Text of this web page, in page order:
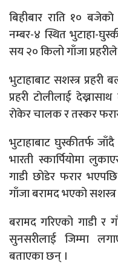
बिहीबार राति १०
नम्बर-४ स्थित भुटाहा-
सय २० किलो गाँजा
भुटाहाबाट सशस्त्र
प्रहरी टाेलीलाई
राेकेर चालक र तस्कर
भुटाहाबाट घुस्कीतर्फ
भारती स्कार्पियोमा
गाडी छोडेर फरार
गाँजा बरामद भएको
बरामद गरिएको गाडी र
सुनसरीलाई जिम्मा
बताएका छन् ।